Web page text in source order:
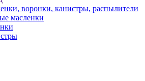
воронки, канистры, распылители
масленки